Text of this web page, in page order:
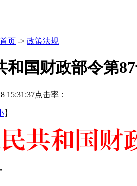
首页 -> 政策法规
和国财政部令第
15:31:37点击率：
】